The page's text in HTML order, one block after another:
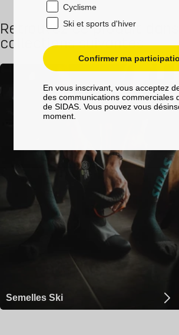
Retrouvez ce produit dans
collections suivantes
Semelles Ski
Cyclisme
Ski et sports d'hiver
Confirmer ma
En vous inscrivant, vous acceptez
des communications commerciales
de SIDAS. Vous pouvez vous
moment.